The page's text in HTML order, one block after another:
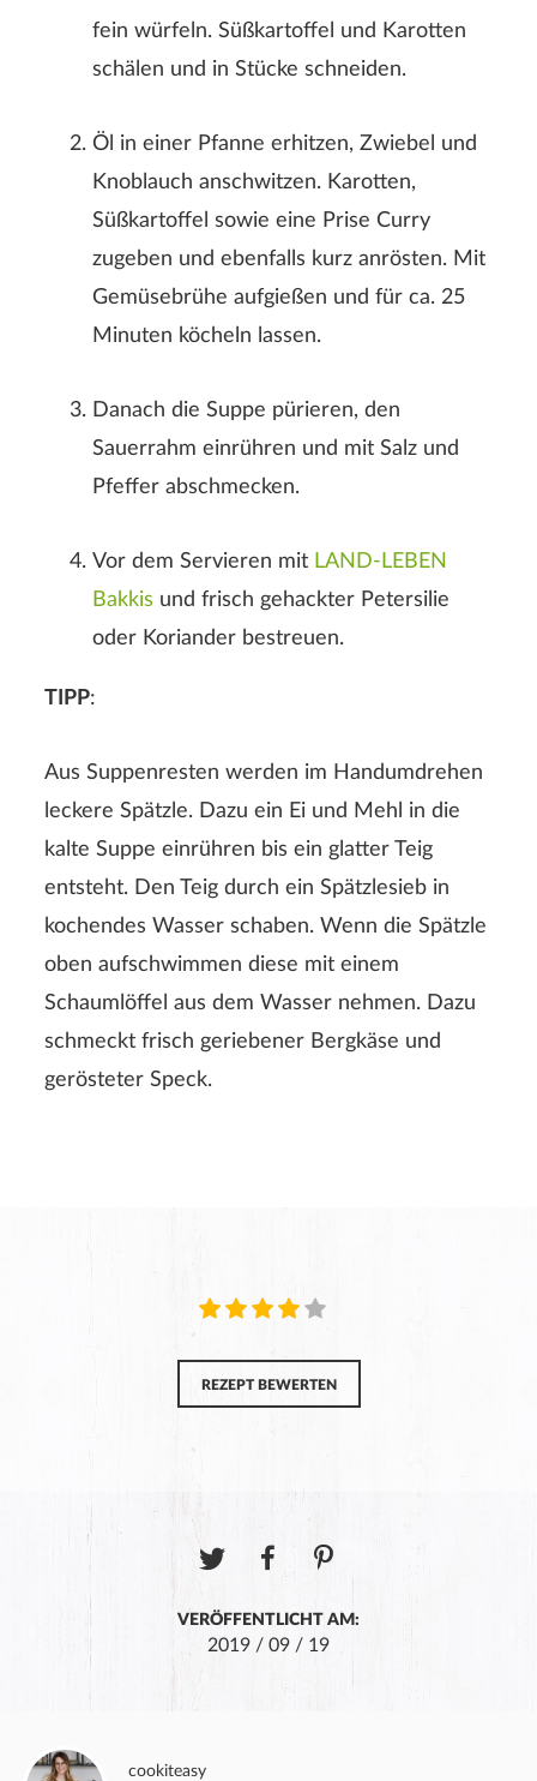
fein würfeln. Süßkartoffel und Karotten
schälen und in Stücke schneiden.
Öl in einer Pfanne erhitzen, Zwiebel und
Knoblauch anschwitzen. Karotten,
Süßkartoffel sowie eine Prise Curry
zugeben und ebenfalls kurz anrösten. Mit
Gemüsebrühe aufgießen und für ca. 25
Minuten köcheln lassen.
Danach die Suppe pürieren, den
Sauerrahm einrühren und mit Salz und
Pfeffer abschmecken.
Vor dem Servieren mit LAND-LEBEN
Bakkis und frisch gehackter Petersilie
oder Koriander bestreuen.
TIPP:
Aus Suppenresten werden im Handumdrehen
leckere Spätzle. Dazu ein Ei und Mehl in die
kalte Suppe einrühren bis ein glatter Teig
entsteht. Den Teig durch ein Spätzlesieb in
kochendes Wasser schaben. Wenn die Spätzle
oben aufschwimmen diese mit einem
Schaumlöffel aus dem Wasser nehmen. Dazu
schmeckt frisch geriebener Bergkäse und
gerösteter Speck.
REZEPT BEWERTEN
VERÖFFENTLICHT AM:
2019 / 09 / 19
cookiteasy